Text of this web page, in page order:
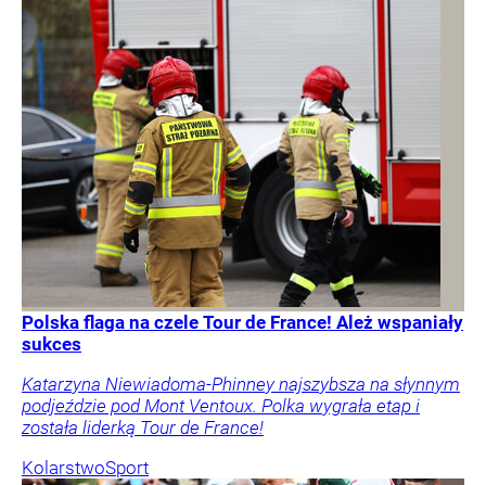
Polska flaga na czele Tour de France! Ależ wspaniały
sukces
Katarzyna Niewiadoma-Phinney najszybsza na słynnym
podjeździe pod Mont Ventoux. Polka wygrała etap i
została liderką Tour de France!
KolarstwoSport